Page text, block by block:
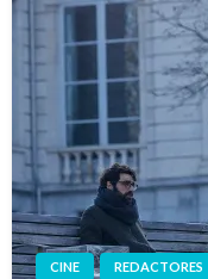
CINE REDACTORES